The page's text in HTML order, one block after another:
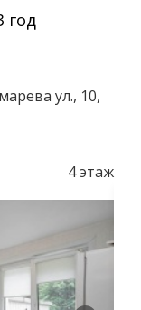
год
ул., 10,
4 этаж